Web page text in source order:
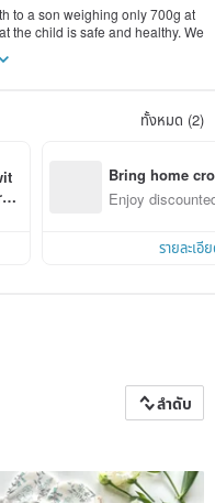
to a son weighing only 700g at
the child is safe and healthy. We
children have lost their
delays require early
developmental delays.ทั้งหมด (2)
Bring home
n with ease
Enjoy
รายละเอี
ลำดับ